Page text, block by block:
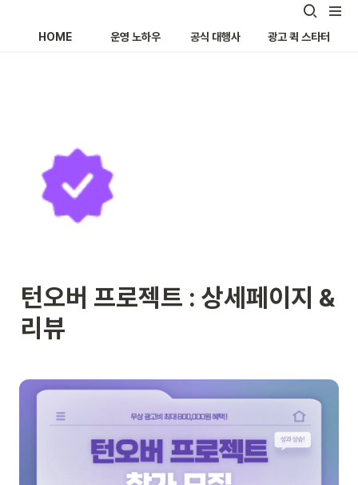
HOME 운영 노하우 공식 대행사 광고 퀵 스타터
턴오버 프로젝트 : 상세페이지 &
리뷰